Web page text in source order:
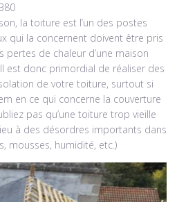
la toiture est l’un des postes
qui la concernent doivent être pris
pertes de chaleur d’une maison
est donc primordial de réaliser des
de votre toiture, surtout si
en ce qui concerne la couverture
pas qu’une toiture trop vieille
à des désordres importants dans
mousses, humidité, etc.)